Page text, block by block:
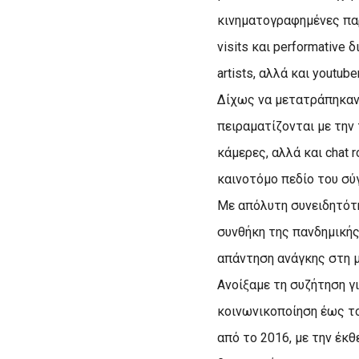
κινηματογραφημένες
visits και performative
artists, αλλά και
Δίχως να μετατράπηκαν
πειραματίζονται με
κάμερες, αλλά και chat
καινοτόμο πεδίο του
Με απόλυτη
συνθήκη της
απάντηση ανάγκης στη
Ανοίξαμε τη συζήτηση
κοινωνικοποίηση έως
από το 2016, με την